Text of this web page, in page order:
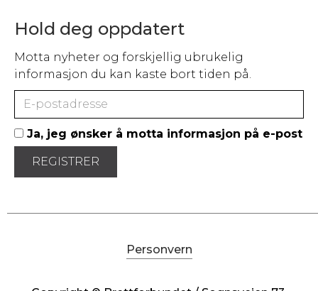
Hold deg oppdatert
Motta nyheter og forskjellig ubrukelig
informasjon du kan kaste bort tiden på.
Ja, jeg ønsker å motta informasjon på e-post
Personvern